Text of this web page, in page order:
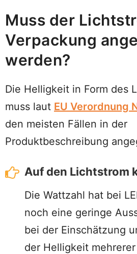
Muss der
Verpackung
werden?
Die Helligkeit in Form des
muss laut EU Verordnung
den meisten Fällen in der
Produktbeschreibung
Auf den Lichtstrom
Die Wattzahl hat bei
noch eine geringe
bei der Einschätzung
der Helligkeit